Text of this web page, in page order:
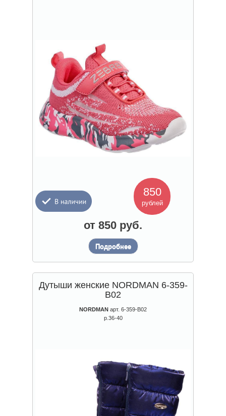
850
рублей
от 850 руб.
Подробнее
Дутыши женские NORDMAN 6-359-
B02
NORDMAN арт. 6-359-B02
р.36-40